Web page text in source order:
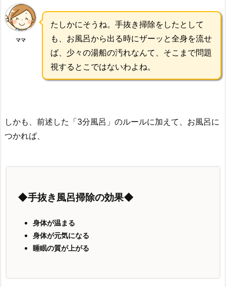
ママ
たしかにそうね。手抜き掃除をしたとして
も、お風呂から出る時にザーッと全身を流せ
ば、少々の湯船の汚れなんて、そこまで問題
視するとこではないわよね。
しかも、前述した「3分風呂」のルールに加えて、お風呂に
つかれば、
◆手抜き風呂掃除の効果◆
身体が温まる
身体が元気になる
睡眠の質が上がる